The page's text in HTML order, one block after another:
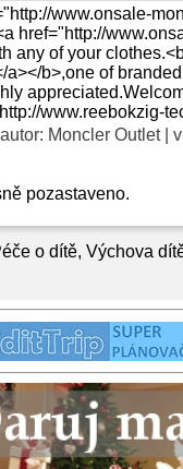
o dítě, Výchova
www.onsale-
href="http://
any of your
b>,one of
www.reebokzig-
autor: Moncler Outlet|
pozastaveno.